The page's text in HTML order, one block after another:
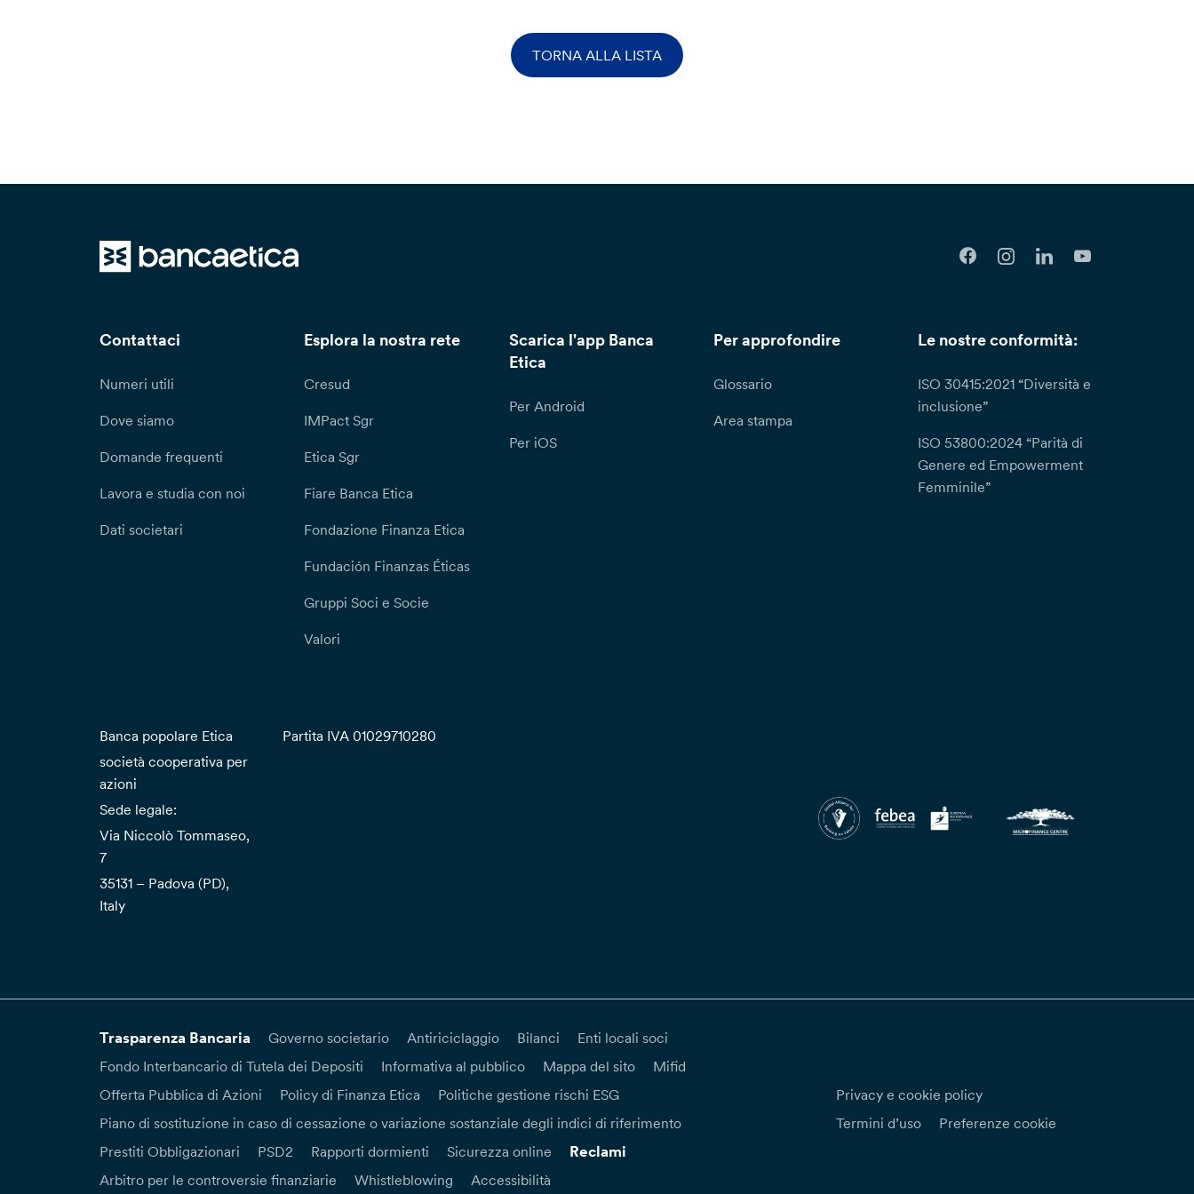
TORNA ALLA LISTA
Contattaci
Numeri utili
Dove siamo
Domande frequenti
Lavora e studia con noi
Dati societari
Esplora la nostra rete
Cresud
IMPact Sgr
Etica Sgr
Fiare Banca Etica
Fondazione Finanza Etica
Fundación Finanzas Éticas
Gruppi Soci e Socie
Valori
Scarica l'app Banca
Etica
Per Android
Per iOS
Per approfondire
Glossario
Area stampa
Le nostre conformità:
ISO 30415:2021 “Diversità e
inclusione”
ISO 53800:2024 “Parità di
Genere ed Empowerment
Femminile”
Banca popolare Etica
società cooperativa per
azioni
Sede legale:
Via Niccolò Tommaseo,
7
35131 – Padova (PD),
Italy
Partita IVA 01029710280
Trasparenza Bancaria Governo societario Antiriciclaggio Bilanci
Enti locali soci
Fondo Interbancario di Tutela dei Depositi
Informativa al pubblico Mappa del sito
Mifid
Offerta Pubblica di Azioni
Policy di Finanza Etica
Politiche gestione rischi ESG
Piano di sostituzione in caso di cessazione o variazione sostanziale degli indici di riferimento
Prestiti Obbligazionari
PSD2 Rapporti dormienti Sicurezza online Reclami
Arbitro per le controversie finanziarie Whistleblowing Accessibilità
Privacy e cookie policy
Termini d’uso
Preferenze cookie